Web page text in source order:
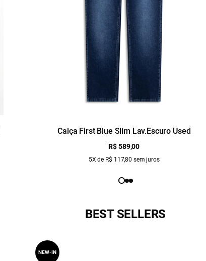
Calça First Blue Slim Lav.Escuro Used
R$ 589,00
5X de R$ 117,80 sem juros
BEST SELLERS
NEW-IN